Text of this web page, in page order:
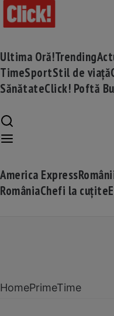
Ultima Oră!Trending
TimeSportStil de viață
SănătateClick! Poftă
America Express
RomâniaChefi la cuțite
HomePrimeTime